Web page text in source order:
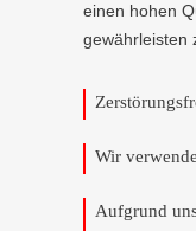
einen hohen
gewährleisten
Wir
Aufgrund